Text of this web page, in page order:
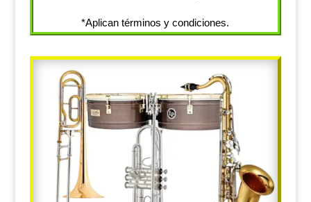
*Aplican términos y condiciones.